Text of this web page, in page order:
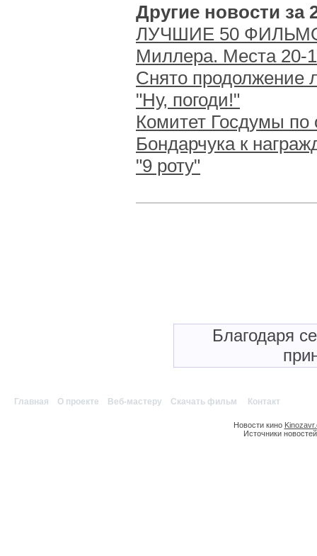
Другие новости за
ЛУЧШИЕ 50
Миллера. Места 20-
Снято продолжение
"Ну, погоди!"
Комитет Госдумы по
Бондарчука к
"9 роту"
Благодаря
Главная О проекте Веб-мастеру Скачать фильм Контакт
Новости кино
Источники